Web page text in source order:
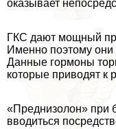
оказывает
ГКС дают мощный
Именно поэтому они
Данные гормоны
которые приводят к
«Преднизолон» при
вводиться